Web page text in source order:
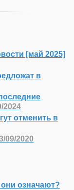
[май 2025]
в
2024
отменить в
09/2020
означают?